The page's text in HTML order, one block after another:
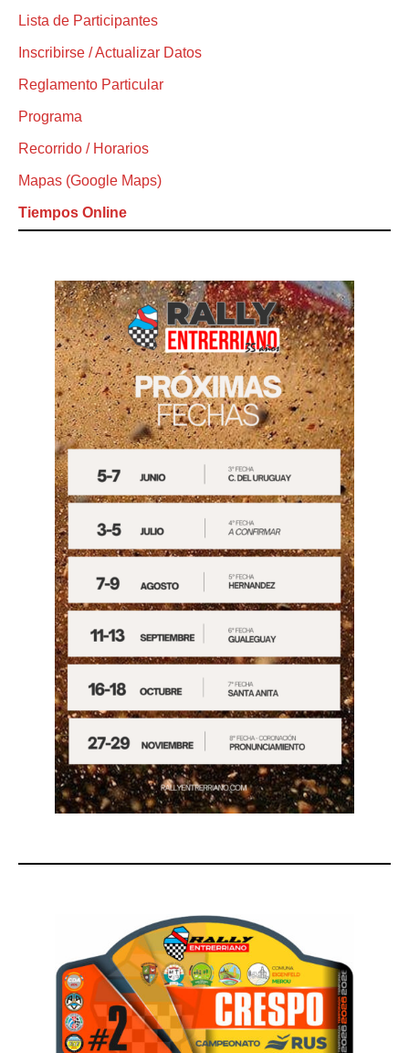
Lista de Participantes
Inscribirse / Actualizar Datos
Reglamento Particular
Programa
Recorrido / Horarios
Mapas (Google Maps)
Tiempos Online